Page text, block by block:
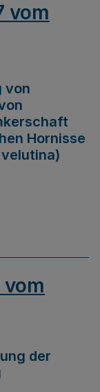
vom
von
Hornisse
vom
der